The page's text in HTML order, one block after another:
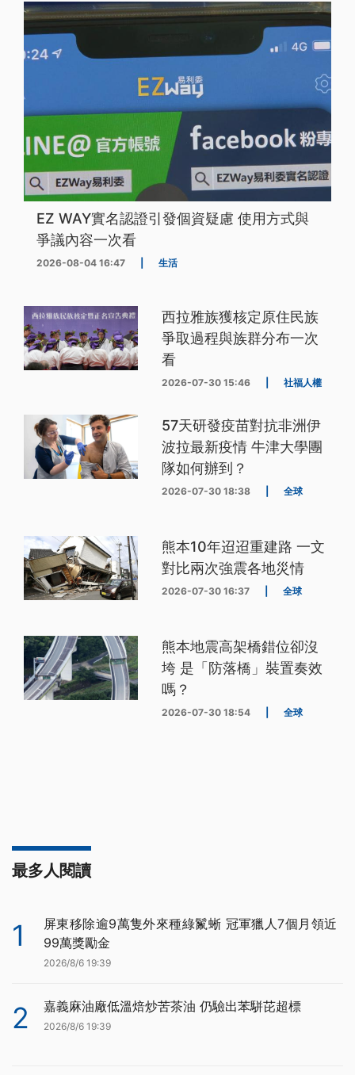
EZ WAY實名認證引發個資疑慮 使用方式與
爭議內容一次看
2026-08-04 16:47 生活
西拉雅族獲核定原住民族
爭取過程與族群分布一次
看
2026-07-30 15:46 社福人權
57天研發疫苗對抗非洲伊
波拉最新疫情 牛津大學團
隊如何辦到？
2026-07-30 18:38 全球
熊本10年迢迢重建路 一文
對比兩次強震各地災情
2026-07-30 16:37 全球
熊本地震高架橋錯位卻沒
垮 是「防落橋」裝置奏效
嗎？
2026-07-30 18:54 全球
最多人閱讀
1
屏東移除逾9萬隻外來種綠鬣蜥 冠軍獵人7個月領近
99萬獎勵金
2026/8/6 19:39
2 嘉義麻油廠低溫焙炒苦茶油 仍驗出苯駢芘超標
2026/8/6 19:39